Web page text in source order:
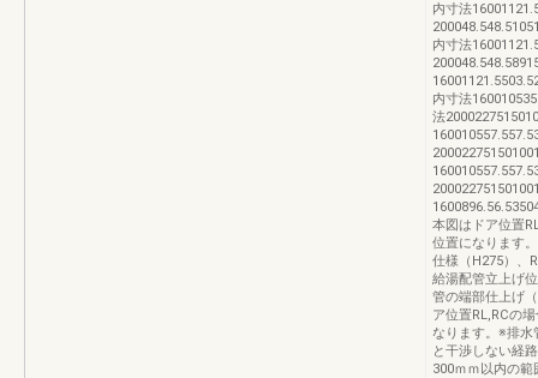
内寸法
内寸法
内寸法
法
本図はドア位置
位置になります
仕様（H275）、
給湯配管立上げ
管の端部仕上げ
ア位置RL,RCの
なります。※排水
と干渉しない経
300ｍｍ以内の